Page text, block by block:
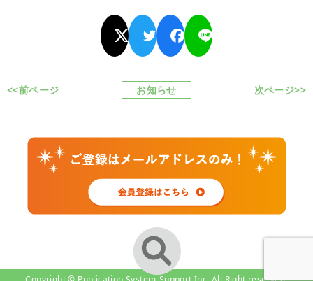
<<前ページ お知らせ 次ページ>>